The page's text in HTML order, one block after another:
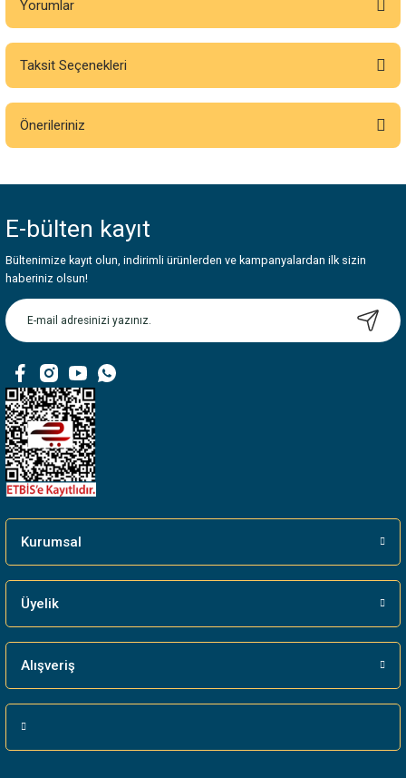
Yorumlar
Bu ürüne ilk yorumu siz yapın!
Taksit Seçenekleri
Önerileriniz
Görüş ve önerileriniz için teşekkür ederiz.
Ürün resmi kalitesiz, bozuk veya görüntülenemiyor.
Ürün açıklamasında eksik bilgiler bulunuyor.
Ürün bilgilerinde hatalar bulunuyor.
Bu ürüne benzer farklı alternatifler olmalı.
E-bülten kayıt
Bültenimize kayıt olun, indirimli ürünlerden ve kampanyalardan ilk sizin
haberiniz olsun!
Kurumsal
Üyelik
Alışveriş